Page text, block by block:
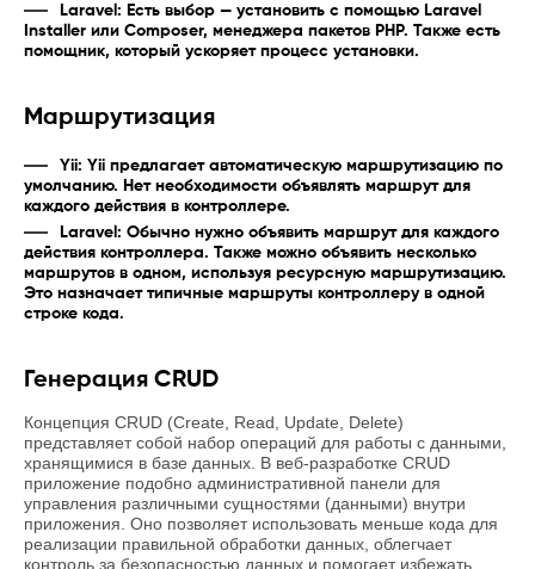
Laravel: Есть выбор — установить с помощью Laravel
Installer или Composer, менеджера пакетов PHP. Также есть
помощник, который ускоряет процесс установки.
Маршрутизация
Yii: Yii предлагает автоматическую маршрутизацию по
умолчанию. Нет необходимости объявлять маршрут для
каждого действия в контроллере.
Laravel: Обычно нужно объявить маршрут для каждого
действия контроллера. Также можно объявить несколько
маршрутов в одном, используя ресурсную маршрутизацию.
Это назначает типичные маршруты контроллеру в одной
строке кода.
Генерация CRUD
Концепция CRUD (Create, Read, Update, Delete)
представляет собой набор операций для работы с данными,
хранящимися в базе данных. В веб-разработке CRUD
приложение подобно административной панели для
управления различными сущностями (данными) внутри
приложения. Оно позволяет использовать меньше кода для
реализации правильной обработки данных, облегчает
контроль за безопасностью данных и помогает избежать